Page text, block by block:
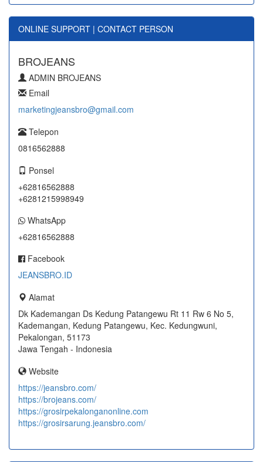
ONLINE SUPPORT | CONTACT PERSON
BROJEANS
ADMIN BROJEANS
Email
marketingjeansbro@gmail.com
Telepon
0816562888
Ponsel
+62816562888
+6281215998949
WhatsApp
+62816562888
Facebook
JEANSBRO.ID
Alamat
Dk Kademangan Ds Kedung Patangewu Rt 11 Rw 6 No 5,
Kademangan, Kedung Patangewu, Kec. Kedungwuni,
Pekalongan, 51173
Jawa Tengah - Indonesia
Website
https://jeansbro.com/
https://brojeans.com/
https://grosirpekalonganonline.com
https://grosirsarung.jeansbro.com/